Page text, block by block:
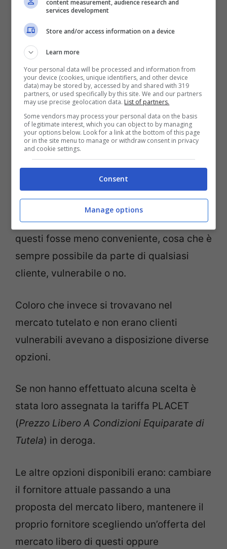
Gli utenti che al 31 dicembre 2023 si
trovavano già nel mercato libero non
avevano alcuna necessità di scegliere, ma
ovviamente potevano variare il proprio
fornitore se ritenevano che la proposta di
questi fosse meno conveniente, cosa che è
sempre possibile da parte di qualsiasi
cliente, vulnerabile o no.
Coloro che invece si trovavano nel
mercato tutelato e non erano clienti
vulnerabili avevano a disposizione diverse
opzioni.
Se non hanno effettuato alcuna scelta è
stata loro assegnata la tariffa PLACET
(Prezzo Libero A Condizioni Equiparate di
Tutela) in deroga.
Le altre opzioni disponibili erano: cambiare
il fornitore attuale passando a una
proposta del mercato libero, mantenere il
proprio fornitore scegliendo un’offerta del
mercato libero di questi oppure
content measurement, audience research and
services development
Store and/or access information on a device
Learn more
Your personal data will be processed and information from
your device (cookies, unique identifiers, and other device
data) may be stored by, accessed by and shared with 319
partners, or used specifically by this site. We and our partners
may use precise geolocation data. List of partners.
Some vendors may process your personal data on the basis
of legitimate interest, which you can object to by managing
your options below. Look for a link at the bottom of this page
or in the site menu to manage or withdraw consent in privacy
and cookie settings.
Consent
Manage options